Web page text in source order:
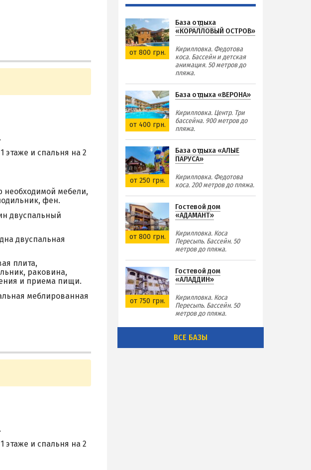
этаже и спальня на 2
необходимой мебели,
фен.
двуспальный
двуспальная
плита,
раковина,
и приема пищи.
меблированная
этаже и спальня на 2
от 800 грн.
База отдыха
«КОРАЛЛОВЫЙ ОСТРОВ»
Кирилловка. Федотова
коса. Бассейн и детская
анимация. 50 метров до
пляжа.
от 400 грн.
База отдыха «ВЕРОНА»
Кирилловка. Центр. Три
бассейна. 900 метров до
пляжа.
от 250 грн.
База отдыха «АЛЫЕ
ПАРУСА»
Кирилловка. Федотова
коса. 200 метров до пляжа.
от 800 грн.
Гостевой дом
«АДАМАНТ»
Кирилловка. Коса
Пересыпь. Бассейн. 50
метров до пляжа.
от 750 грн.
Гостевой дом
«АЛАДДИН»
Кирилловка. Коса
Пересыпь. Бассейн. 50
метров до пляжа.
ВСЕ БАЗЫ